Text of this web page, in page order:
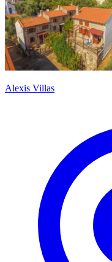
Alexis Villas